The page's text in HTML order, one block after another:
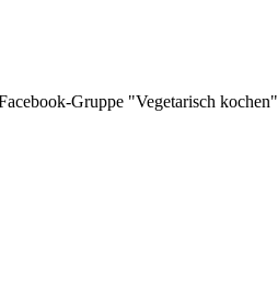
Gruppe "Vegetarisch kochen"